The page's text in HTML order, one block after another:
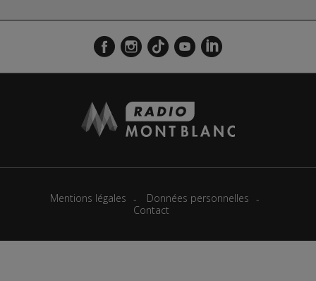
Mentions légales
Données personnelles
Contact